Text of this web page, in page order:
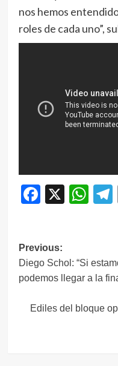
nos hemos
roles de cada uno”,
Facebook
X
Navegación
de
entradas
Previous:
Diego Schol: “Si
podemos llegar a la
Ediles del bloque